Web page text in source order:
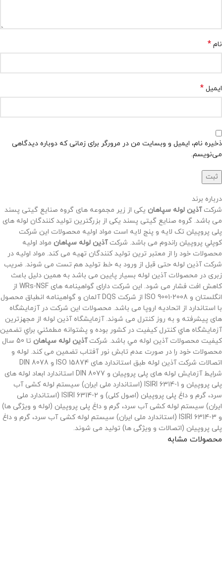
نام *
ایمیل *
ذخیره نام، ایمیل و وبسایت من در مرورگر برای زمانی که دوباره دیدگاهی
می‌نویسم.
درباره برند
شرکتآذین لوله سپاهان یکی از زیر مجموعه های گروه صنایع گیتی پسند
می باشد. گروه صنایع گیتی پسند یکی از بزرگترین تولید کنندگان لوله های
پلی پروپیلن تک لایه و پنج لایه است مواد اولیه محصولات این شرکت
كوپلي پروپيلن راندوم می باشد. شرکتآذین لوله سپاهان مواد اولیه
محصولات خود را از معتبر ترین تولید کنندگان تهیه می کند. مواد اولیه در
شرکت آذین لوله حتی قبل از ورود به خط تولید هم تست می شوند. ضریب
زبری در محصولات آذین لوله بسیار پایین می باشد به همین دلیل باعث
کاهش افت فشار می شود. این شرکت دارای گواهینامه های WRs-NSF از
انگلستان و ISO 9001-2008 از شرکت DQS آلمان و گواهینامه انطباق محصول
با استاندارد از اتحادیه اروپا می باشد. محصولات این شرکت در آزمایشگاه
های پیشرفته و به روز کنترل می شوند. آزمایشگاه آذین لوله از مجهزترين
آزمايشگاه هاي كنترل كيفيت در كشور بوده و پشتوانه مطمئني براي تضمين
كيفيت محصولات آذين لوله مي باشد. شرکتآذین لوله سپاهان
تا 50 سال
محصولات خود را در صورت عدم تابش نور آفتاب تضمین می کند. لوله و
اتصالات شرکت آذین لوله طبق استاندارد های ISO 15874 و DIN 8078
شرایط آزمایش لوله های پلی پروپیلن و DIN 8077 استاندارد ابعاد لوله های
پلی پروپیلن و ISIRI 6314-1 (استاندارد ملی ایران) سیستم لوله کشی آب
سرد، گرم و داغ پلی پروپیلن (اصول کلی) و ISIRI 6314-2 (استاندارد ملی
ایران) سیستم لوله کشی آب سرد، گرم و داغ پلی پروپیلن (لوله و ویژگی ها)
و ISIRI 6314-3 (استاندارد ملی ایران) سیستم لوله کشی آب سرد، گرم و داغ
پلی پروپیلن (اتصالات و ویژگی ها) تولید می شوند.
محصولات مشابه